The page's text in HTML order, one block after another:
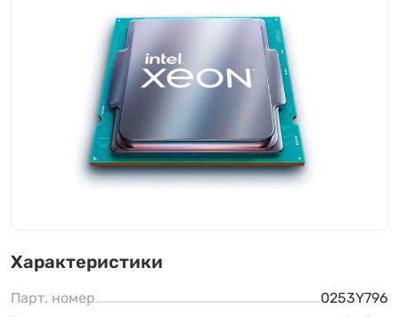
Характеристики
Парт. номер
0253Y796